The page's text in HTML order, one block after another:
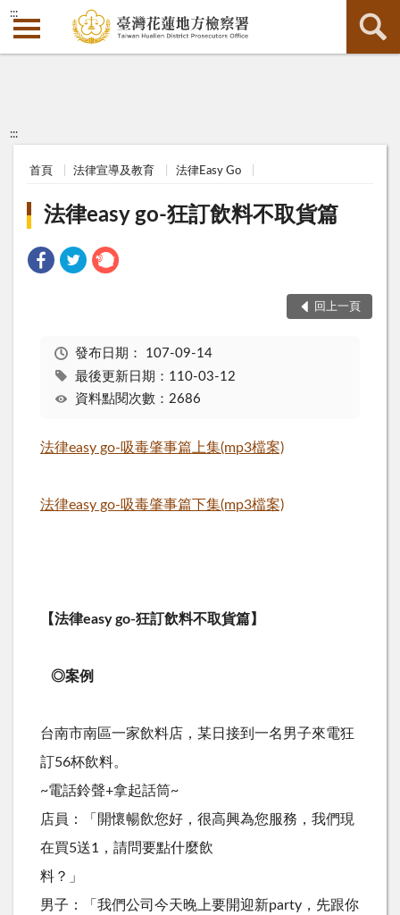
:::
:::
首頁 法律宣導及教育 法律Easy Go
法律easy go-狂訂飲料不取貨篇
回上一頁
發布日期： 107-09-14
最後更新日期：110-03-12
資料點閱次數：2686
法律easy go-吸毒肇事篇上集(mp3檔案)
法律easy go-吸毒肇事篇下集(mp3檔案)
【法律easy go-狂訂飲料不取貨篇】
◎案例
台南市南區一家飲料店，某日接到一名男子來電狂
訂56杯飲料。
~電話鈴聲+拿起話筒~
店員：「開懷暢飲您好，很高興為您服務，我們現
在買5送1，請問要點什麼飲
料？」
男子：「我們公司今天晚上要開迎新party，先跟你